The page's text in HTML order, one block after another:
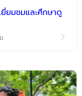
ยมชมและศึกษาดู